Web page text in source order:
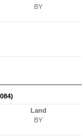
BY
Land
BY